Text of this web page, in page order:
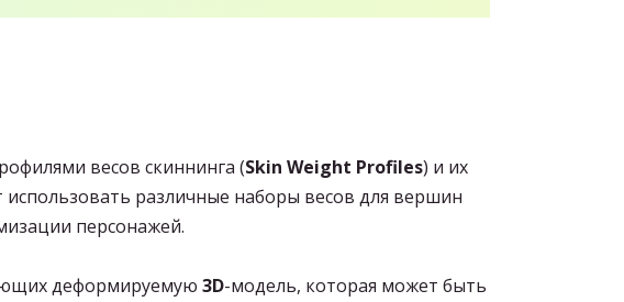
весов скиннинга (Skin Weight Profiles) и их
различные наборы весов для вершин
персонажей.
деформируемую 3D-модель, которая может быть